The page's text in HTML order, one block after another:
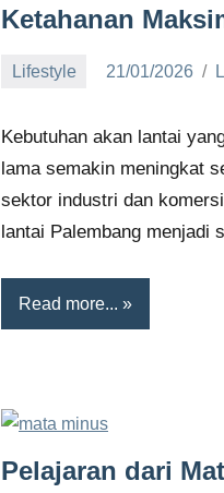
Ketahanan
Lifestyle 21/01/2026
Kebutuhan akan lantai
lama semakin meningkat
sektor industri dan
lantai Palembang menjadi
Read more...
Pelajaran dari